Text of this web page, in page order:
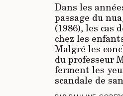
Dans les
passage du
(1986), les cas
chez les
Malgré les
du professeur
ferment les
scandale de